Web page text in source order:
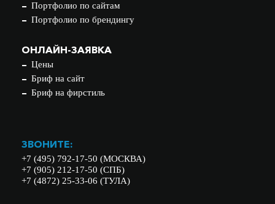
Портфолио по сайтам
Портфолио по брендингу
ОНЛАЙН-ЗАЯВКА
Цены
Бриф на сайт
Бриф на фирстиль
ЗВОНИТЕ:
+7 (495) 792-17-50 (МОСКВА)
+7 (905) 212-17-50 (СПБ)
+7 (4872) 25-33-06 (ТУЛА)